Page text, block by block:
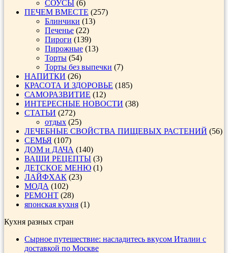
СОУСЫ (6)
ПЕЧЕМ ВМЕСТЕ (257)
Блинчики (13)
Печенье (22)
Пироги (139)
Пирожные (13)
Торты (54)
Торты без выпечки (7)
НАПИТКИ (26)
КРАСОТА И ЗДОРОВЬЕ (185)
САМОРАЗВИТИЕ (12)
ИНТЕРЕСНЫЕ НОВОСТИ (38)
СТАТЬИ (272)
отдых (25)
ЛЕЧЕБНЫЕ СВОЙСТВА ПИЩЕВЫХ РАСТЕНИЙ (56)
СЕМЬЯ (107)
ДОМ и ДАЧА (140)
ВАШИ РЕЦЕПТЫ (3)
ДЕТСКОЕ МЕНЮ (1)
ЛАЙФХАК (23)
МОДА (102)
РЕМОНТ (28)
японская кухня (1)
Кухня разных стран
Сырное путешествие: насладитесь вкусом Италии с
доставкой по Москве